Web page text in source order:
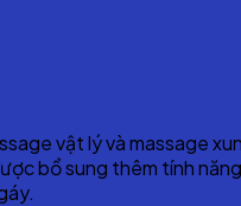
vật lý và massage
bổ sung thêm tính